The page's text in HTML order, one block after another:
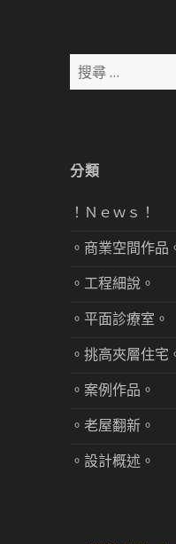
搜
分類
！Ｎｅｗｓ！
。商業空間作品
。工程細說。
。平面診療室。
。挑高夾層住宅
。案例作品。
。老屋翻新。
。設計概述。